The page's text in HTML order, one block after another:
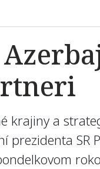
krajiny a
prezidenta